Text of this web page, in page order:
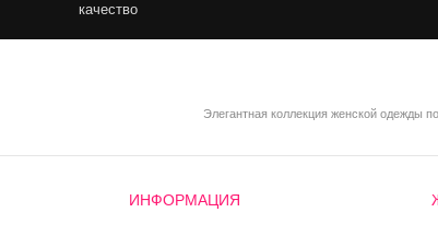
качество
Элегантная коллекция женской
ИНФОРМАЦИЯ